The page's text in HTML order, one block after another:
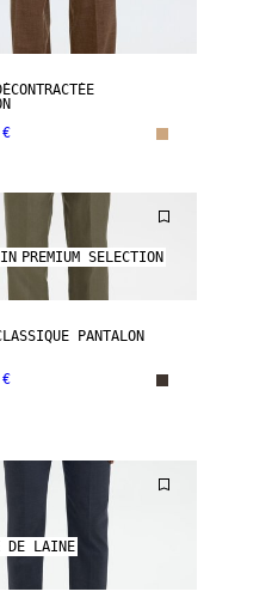
PREMIUM SELECTION
PANTALON
DE LAINE